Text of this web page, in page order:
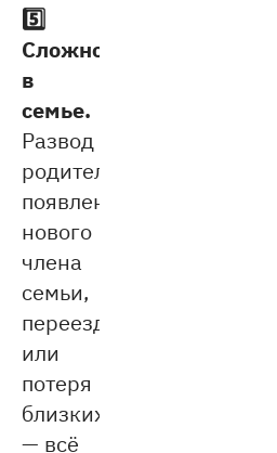
5️⃣
Сложности
в
семье.
Развод
родителей,
появление
нового
члена
семьи,
переезд
или
потеря
близких
— всё